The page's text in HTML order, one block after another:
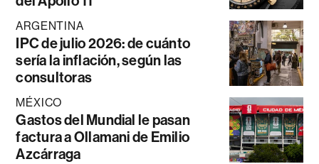
ARGENTINA
IPC de julio 2026: de cuánto
sería la inflación, según las
consultoras
MÉXICO
Gastos del Mundial le pasan
factura a Ollamani de Emilio
Azcárraga